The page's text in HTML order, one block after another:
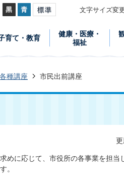
文字サイズ変
育て・教育
健康・医療・
福祉
各種講座 市民出前講座
めに応じて、市役所の各事業を担当
。